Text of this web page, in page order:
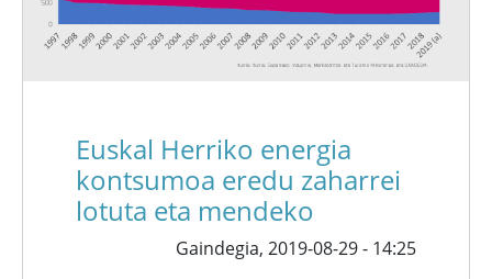
Euskal Herriko energia
kontsumoa eredu zaharrei
lotuta eta mendeko
Gaindegia, 2019-08-29 - 14:25